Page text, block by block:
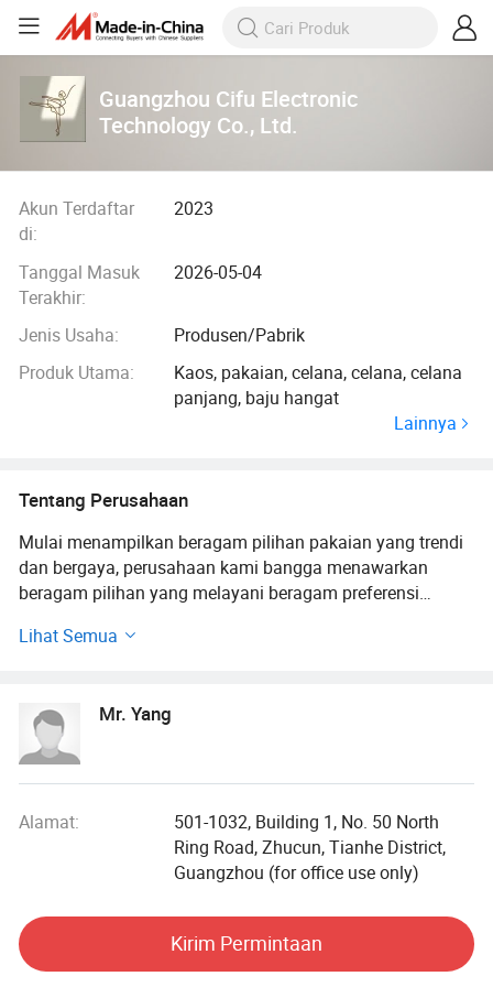
Guangzhou Cifu Electronic
Technology Co., Ltd.
Akun Terdaftar
di:
2023
Tanggal Masuk
Terakhir:
2026-05-04
Jenis Usaha:
Produsen/Pabrik
Produk Utama:
Kaos, pakaian, celana, celana, celana
panjang, baju hangat
Lainnya
Tentang Perusahaan
Mulai menampilkan beragam pilihan pakaian yang trendi
dan bergaya, perusahaan kami bangga menawarkan
beragam pilihan yang melayani beragam preferensi
terbaik bukan hanya menawarkan beberapa pilihan dasar -
Salah satu aspek penting yang membedakan kami adalah
dedikasi kami untuk tetap unggul dari tren terbaru dan
bentangan alam mode yang terus berubah. Hal ini
memastikan bahwa pelanggan kami memiliki akses ke
berbagai produk terbaru dan bergaya di pasar.
Selain berbagai pilihan kategori pakaian kami, kami juga
memberikan penekanan pada kualitas dan kepuasan
pelanggan. Kami yakin bahwa setiap individu harus
Lihat Semua
Mr. Yang
Alamat:
501-1032, Building 1, No. 50 North
Ring Road, Zhucun, Tianhe District,
Guangzhou (for office use only)
Kirim Permintaan